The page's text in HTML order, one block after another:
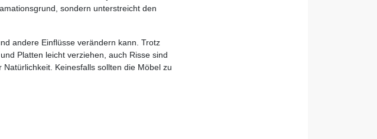
sondern unterstreicht den
andere Einflüsse verändern kann. Trotz
Platten leicht verziehen, auch Risse sind
Keinesfalls sollten die Möbel zu